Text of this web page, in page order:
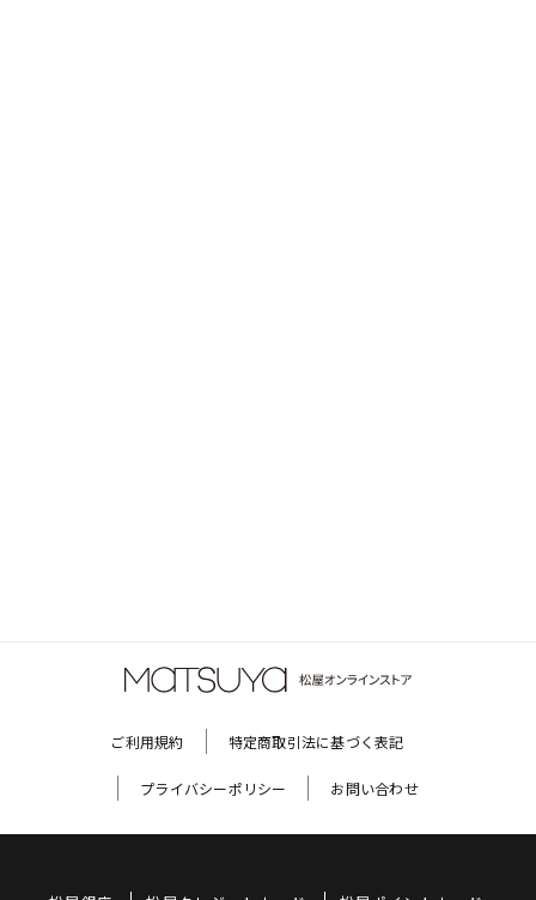
ご利用規約 特定商取引法に基づく表記
プライバシーポリシー お問い合わせ